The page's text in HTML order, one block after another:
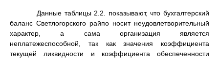
Данные таблицы 2.2. показывают, что бухгалтерский
баланс Светлогорского райпо носит неудовлетворительный
характер, а сама организация является
неплатежеспособной, так как значения коэффициента
текущей ликвидности и коэффициента обеспеченности